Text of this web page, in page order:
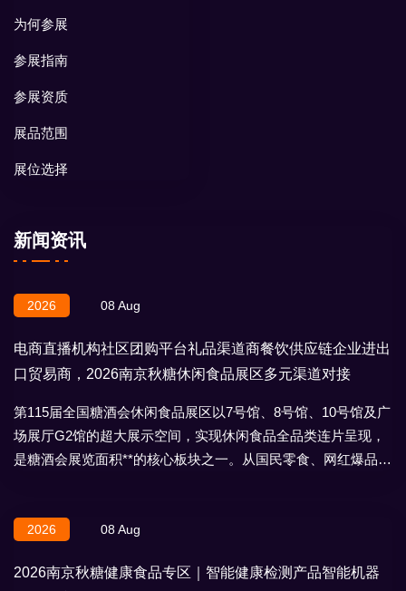
为何参展
参展指南
参展资质
展品范围
展位选择
新闻资讯
2026 08 Aug
电商直播机构社区团购平台礼品渠道商餐饮供应链企业进出
口贸易商，2026南京秋糖休闲食品展区多元渠道对接
第115届全国糖酒会休闲食品展区以7号馆、8号馆、10号馆及广
场展厅G2馆的超大展示空间，实现休闲食品全品类连片呈现，
是糖酒会展览面积**的核心板块之一。从国民零食、网红爆品到
2026 08 Aug
2026南京秋糖健康食品专区｜智能健康检测产品智能机器